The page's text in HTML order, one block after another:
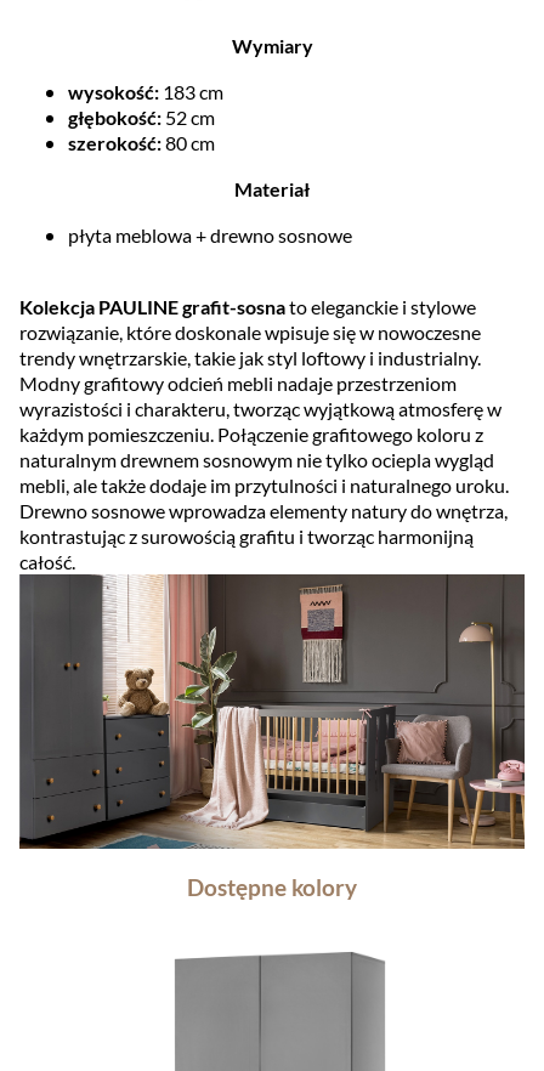
Wymiary
wysokość: 183 cm
głębokość: 52 cm
szerokość:80 cm
Materiał
płyta meblowa + drewno sosnowe
Kolekcja PAULINE grafit-sosnato eleganckie i stylowe
rozwiązanie, które doskonale wpisuje się w nowoczesne
trendy wnętrzarskie, takie jak styl loftowy i industrialny.
Modny grafitowy odcień mebli nadaje przestrzeniom
wyrazistości i charakteru, tworząc wyjątkową atmosferę w
każdym pomieszczeniu. Połączenie grafitowego koloru z
naturalnym drewnem sosnowym nie tylko ociepla wygląd
mebli, ale także dodaje im przytulności i naturalnego uroku.
Drewno sosnowe wprowadza elementy natury do wnętrza,
kontrastując z surowością grafitu i tworząc harmonijną
całość.
Dostępne kolory